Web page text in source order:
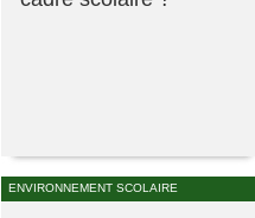
ENVIRONNEMENT SCOLAIRE